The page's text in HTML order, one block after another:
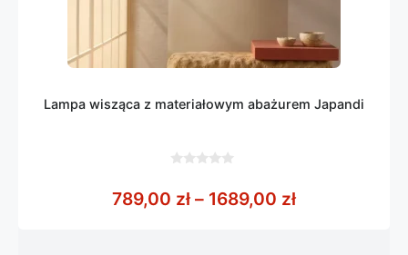
Lampa wisząca z materiałowym abażurem Japandi
5
789,00 zł – 1689,00 złZakres cen: